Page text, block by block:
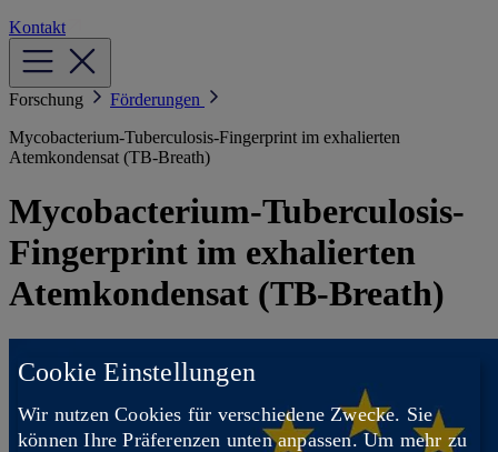
Kontakt
Forschung
Förderungen
Mycobacterium-Tuberculosis-Fingerprint im exhalierten
Atemkondensat (TB-Breath)
Mycobacterium-Tuberculosis-
Fingerprint im exhalierten
Atemkondensat (TB-Breath)
Cookie Einstellungen
Wir nutzen Cookies für verschiedene Zwecke. Sie
können Ihre Präferenzen unten anpassen. Um mehr zu